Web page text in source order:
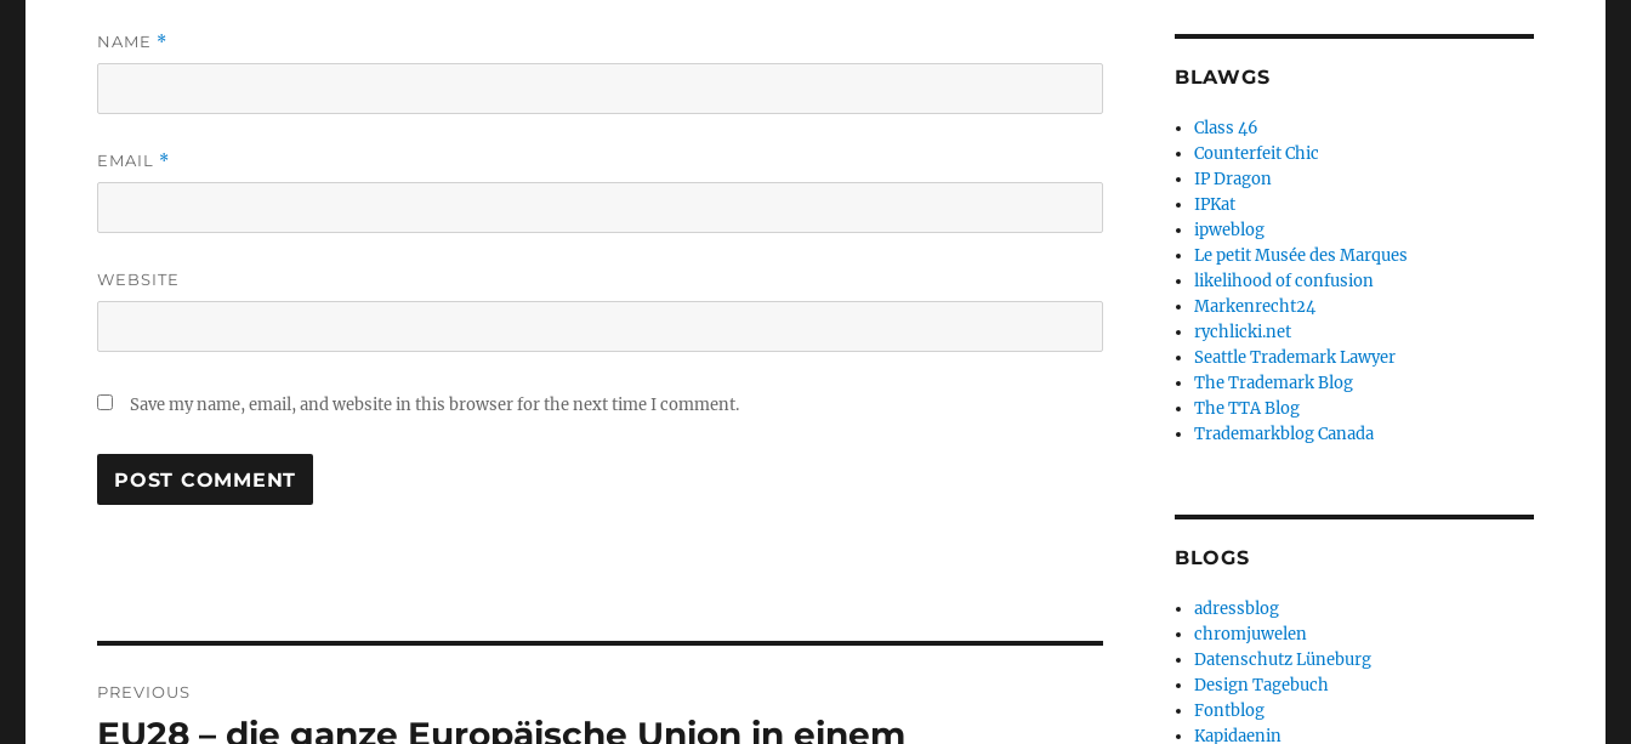
NAME *
EMAIL *
WEBSITE
Save my name, email, and website in this browser for the next time I comment.
navigation
PREVIOUS
Previous
EU28 – die ganze Europäische Union in einem
BLAWGS
Class 46
Counterfeit Chic
IP Dragon
IPKat
ipweblog
Le petit Musée des Marques
likelihood of confusion
Markenrecht24
rychlicki.net
Seattle Trademark Lawyer
The Trademark Blog
The TTA Blog
Trademarkblog Canada
BLOGS
adressblog
chromjuwelen
Datenschutz Lüneburg
Design Tagebuch
Fontblog
Kapidaenin